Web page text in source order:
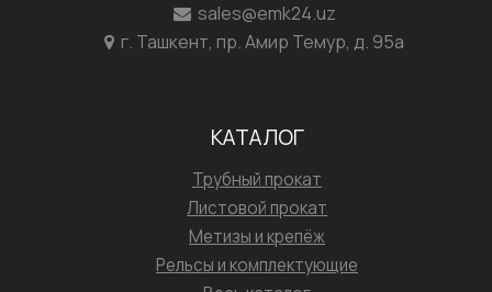
sales@emk24.uz
г. Ташкент, пр. Амир Темур, д. 95а
КАТАЛОГ
Трубный прокат
Листовой прокат
Метизы и крепёж
Рельсы и комплектующие